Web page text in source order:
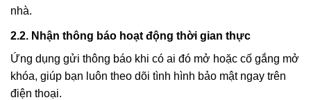
nhà.
2.2. Nhận thông báo hoạt động thời gian thực
Ứng dụng gửi thông báo khi có ai đó mở hoặc cố gắng mở
khóa, giúp bạn luôn theo dõi tình hình bảo mật ngay trên
điện thoại.